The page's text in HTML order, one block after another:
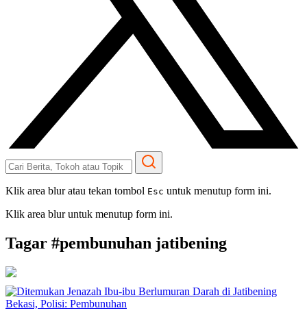
Klik area blur atau tekan tombol Esc untuk menutup form ini.
Klik area blur untuk menutup form ini.
Tagar #pembunuhan jatibening